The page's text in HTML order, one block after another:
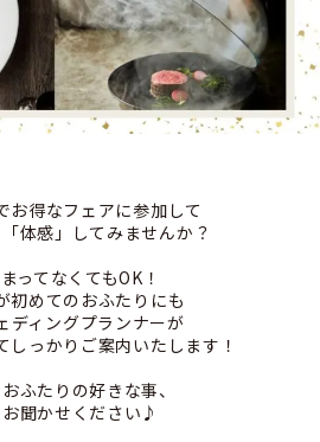
お得なフェアに参加して
体感」してみませんか？
ってなくてもOK！
初めてのおふたりにも
ディングプランナーが
しっかりご案内いたします！
ふたりの好きな事、
聞かせください♪